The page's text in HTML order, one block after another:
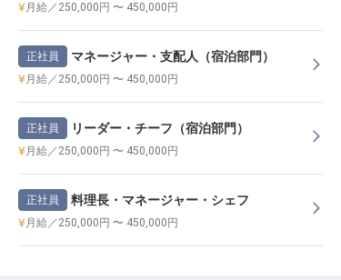
月給／250,000円 〜 450,000円
正社員 マネージャー・支配人（宿泊部門）
月給／250,000円 〜 450,000円
正社員 リーダー・チーフ（宿泊部門）
月給／250,000円 〜 450,000円
正社員 料理長・マネージャー・シェフ
月給／250,000円 〜 450,000円